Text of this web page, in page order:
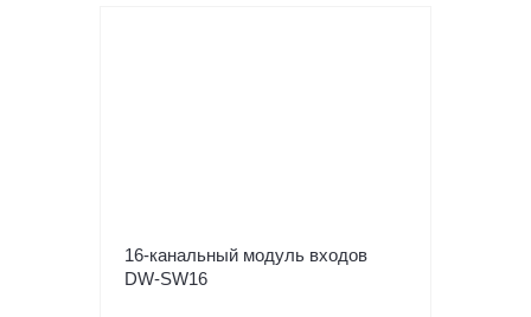
16-канальный модуль входов
DW-SW16